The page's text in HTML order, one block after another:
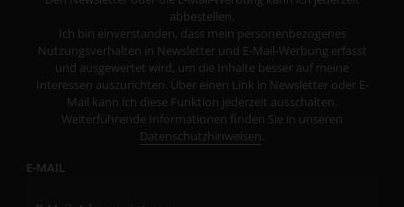
abbestellen.
Ich bin einverstanden, dass mein personenbezogenes
Nutzungsverhalten in Newsletter und E-Mail-Werbung erfasst
und ausgewertet wird, um die Inhalte besser auf meine
Interessen auszurichten. Über einen Link in Newsletter oder E-
Mail kann ich diese Funktion jederzeit ausschalten.
Weiterführende Informationen finden Sie in unseren
Datenschutzhinweisen
E-MAIL